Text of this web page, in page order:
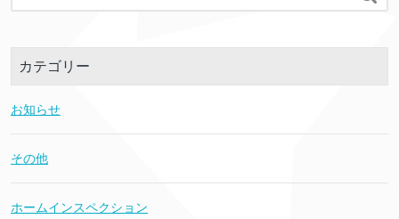
カテゴリー
お知らせ
その他
ホームインスペクション